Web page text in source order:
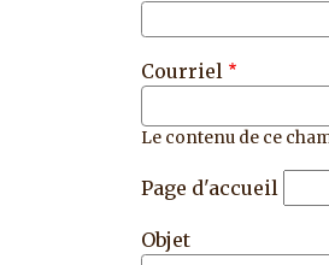
Courriel
Le contenu de ce
Page d'accueil
Objet